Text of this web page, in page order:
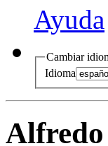
Ayuda
Cambiar
Idioma
Alfredo